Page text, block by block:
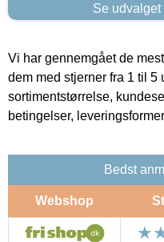
Se
Vi har gennemgået de
dem med stjerner fra 1 til 5
sortimentstørrelse,
betingelser,
Bedst
Webshop